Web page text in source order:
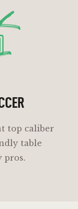
top caliber
table
pros.